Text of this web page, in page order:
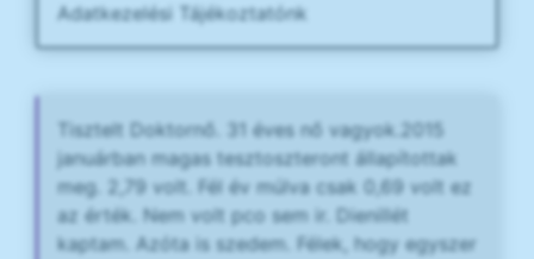
Adatkezelési Tájékoztatónk
Tisztelt Doktornő. 31 éves nő vagyok.2015
januárban magas tesztoszteront állapítottak
meg. 2,79 volt. Fél év múlva csak 0,69 volt ez
az érték. Nem volt pco sem ir. Dienillét
kaptam. Azóta is szedem. Félek, hogy egyszer